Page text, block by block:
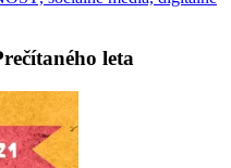
leta